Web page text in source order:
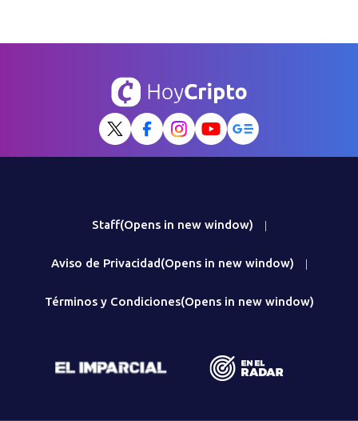
Staff(Opens in new window) |
Aviso de Privacidad(Opens in new window) |
Términos y Condiciones(Opens in new window)